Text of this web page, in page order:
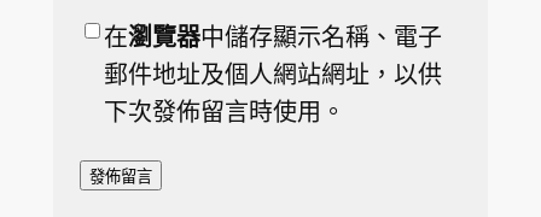
在瀏覽器中儲存顯示名稱、電子
郵件地址及個人網站網址，以供
下次發佈留言時使用。